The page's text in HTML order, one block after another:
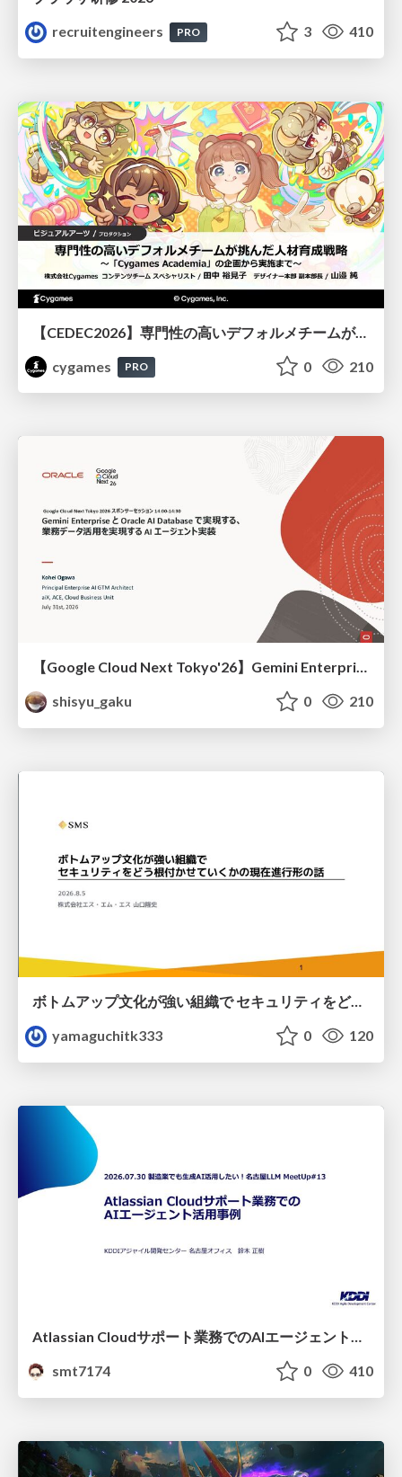
recruitengineers
PRO 3 410
【CEDEC2026】専門性の高いデフォルメチームが挑んだ人材育成戦略 〜Cygames Academiaの企画から実施まで〜
cygames
PRO 0 210
【Google Cloud Next Tokyo'26】Gemini Enterprise と Oracle AI Database で実現する、 業務データ活用を実現する AI エージェント実装
shisyu_gaku
0 210
ボトムアップ文化が強い組織で セキュリティをどう根付かせていくかの現在進行形の話 / Making Security Stick in a Bottom-Up Organization
yamaguchitk333
0 120
smt7174
0 410